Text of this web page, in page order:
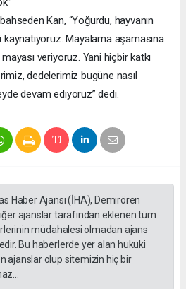
Kan, “Yoğurdu, hayvanın
kaynatıyoruz. Mayalama aşamasına
veriyoruz. Yani hiçbir katkı
dedelerimiz bugüne nasıl
devam ediyoruz” dedi.
Haber Ajansı (İHA), Demirören
ajanslar tarafından eklenen tüm
müdahalesi olmadan ajans
Bu haberlerde yer alan hukuki
ajanslar olup sitemizin hiç bir